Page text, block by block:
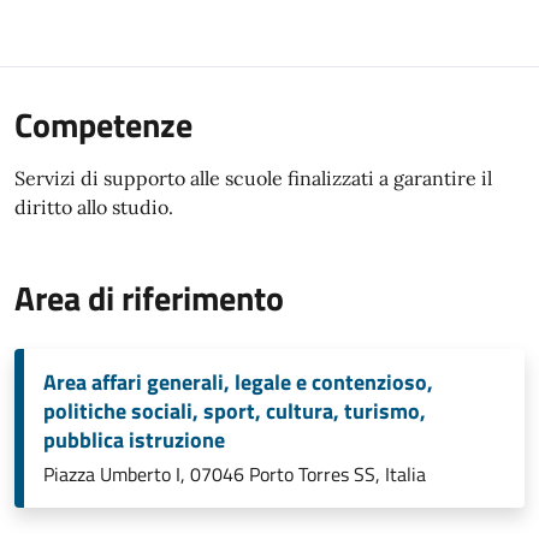
Competenze
Servizi di supporto alle scuole finalizzati a garantire il
diritto allo studio.
Area di riferimento
Area affari generali, legale e contenzioso,
politiche sociali, sport, cultura, turismo,
pubblica istruzione
Piazza Umberto I, 07046 Porto Torres SS, Italia